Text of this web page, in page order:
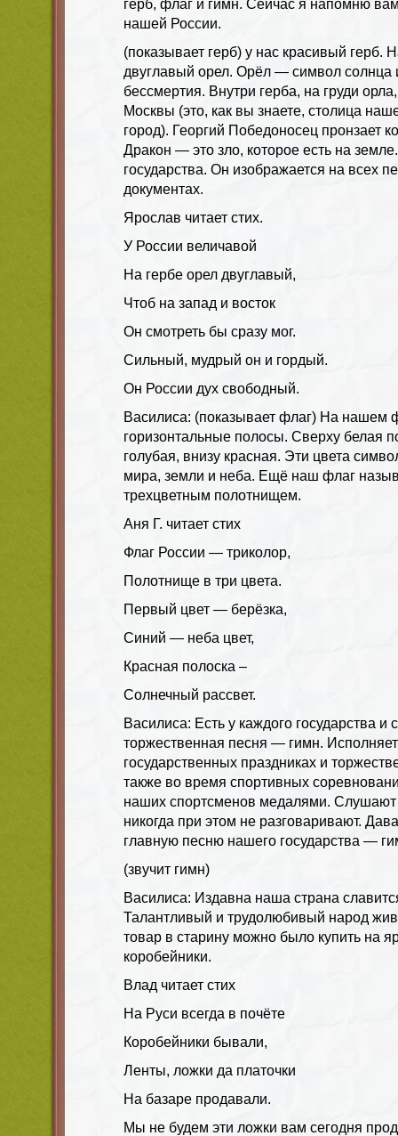
герб, флаг и гимн. Сейчас я напомню
нашей России.
(показывает герб) у нас красивый герб.
двуглавый орел. Орёл — символ солнца
бессмертия. Внутри герба, на груди
Москвы (это, как вы знаете, столица
город). Георгий Победоносец пронзает
Дракон — это зло, которое есть на
государства. Он изображается на всех
документах.
Ярослав читает стих.
У России величавой
На гербе орел двуглавый,
Чтоб на запад и восток
Он смотреть бы сразу мог.
Сильный, мудрый он и гордый.
Он России дух свободный.
Василиса: (показывает флаг) На нашем
горизонтальные полосы. Сверху белая
голубая, внизу красная. Эти цвета
мира, земли и неба. Ещё наш флаг
трехцветным полотнищем.
Аня Г. читает стих
Флаг России — триколор,
Полотнище в три цвета.
Первый цвет — берёзка,
Синий — неба цвет,
Красная полоска –
Солнечный рассвет.
Василиса: Есть у каждого государства и
торжественная песня — гимн.
государственных праздниках и
также во время спортивных
наших спортсменов медалями. Слушают
никогда при этом не разговаривают.
главную песню нашего государства —
(звучит гимн)
Василиса: Издавна наша страна
Талантливый и трудолюбивый народ
товар в старину можно было купить на
коробейники.
Влад читает стих
На Руси всегда в почёте
Коробейники бывали,
Ленты, ложки да платочки
На базаре продавали.
Мы не будем эти ложки вам сегодня